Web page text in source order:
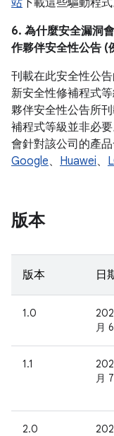
站下載這些驅動程式
6. 為什麼安全漏洞
作夥伴安全性公告 (
刊載在此安全性公
新安全性修補程式
夥伴安全性公告所
補程式等級並非必
會針對該公司的產
Google、 Huawei、
版本
版本 日
1.0
月
1.1
月
2.0